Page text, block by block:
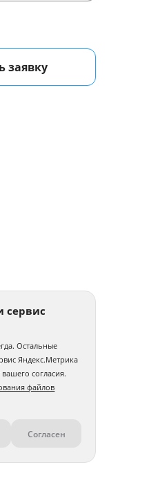
заявку
сервис
Остальные
Яндекс.Метрика
согласия.
файлов
Согласен